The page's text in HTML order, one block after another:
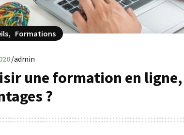
, Formations
admin
une formation en
?